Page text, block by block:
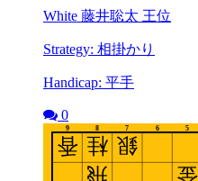
White 藤井聡太 王位
Strategy: 相掛かり
Handicap: 平手
0